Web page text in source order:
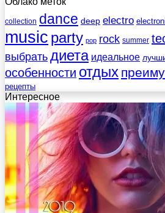
collection dance deep electro
music party pop rock summer
выбратьдиета идеальное
особенности отдых
рецепты
Интересное